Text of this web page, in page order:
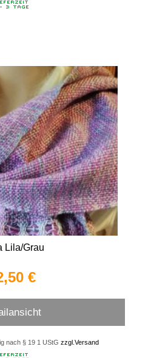
Lila/Grau
€
nach § 19 1 UStGzzgl.Versand